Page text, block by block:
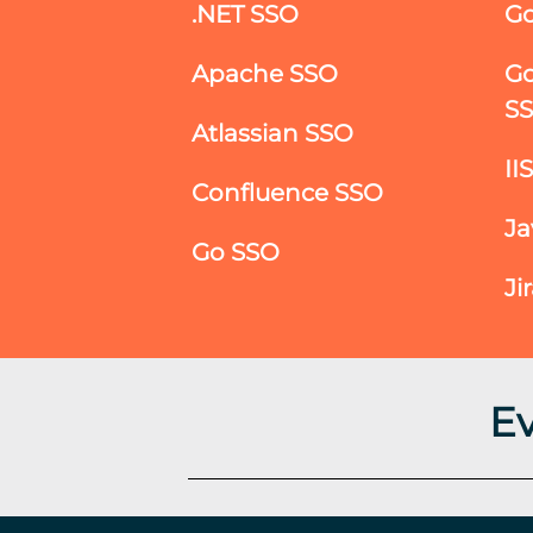
.NET SSO
Apache SSO
Atlassian SSO
Confluence SSO
Go SSO